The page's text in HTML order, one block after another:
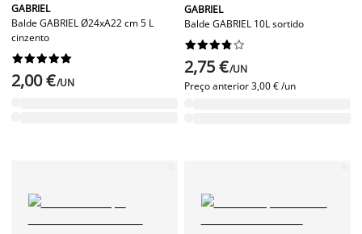
GABRIEL
Balde GABRIEL Ø24xA22 cm 5 L
cinzento






2,00 €/UN
GABRIEL
Balde GABRIEL 10L sortido






2,75 €/UN
Preço anterior3,00 € /un